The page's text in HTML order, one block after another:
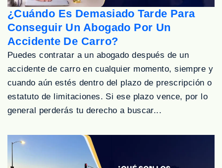
¿Cuándo Es Demasiado Tarde Para
Conseguir Un Abogado Por Un
Accidente De Carro?
Puedes contratar a un abogado después de un
accidente de carro en cualquier momento, siempre y
cuando aún estés dentro del plazo de prescripción o
estatuto de limitaciones. Si ese plazo vence, por lo
general perderás tu derecho a buscar...